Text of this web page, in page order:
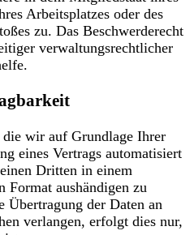
Arbeitsplatzes oder des
zu. Das Beschwerderecht
verwaltungsrechtlicher
die wir auf Grundlage Ihrer
eines Vertrags automatisiert
Dritten in einem
Format aushändigen zu
Übertragung der Daten an
verlangen, erfolgt dies nur,